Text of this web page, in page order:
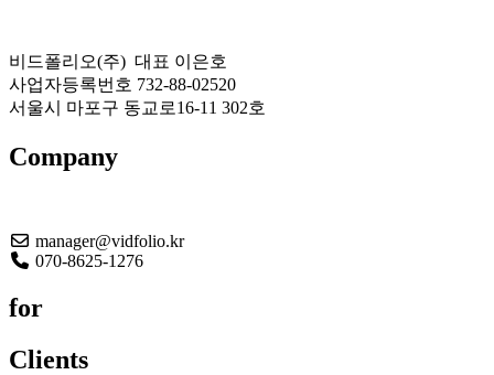
비드폴리오(주) 대표 이은호
사업자등록번호 732-88-02520
서울시 마포구 동교로16-11 302호
Company
manager@vidfolio.kr
070-8625-1276
for
Clients